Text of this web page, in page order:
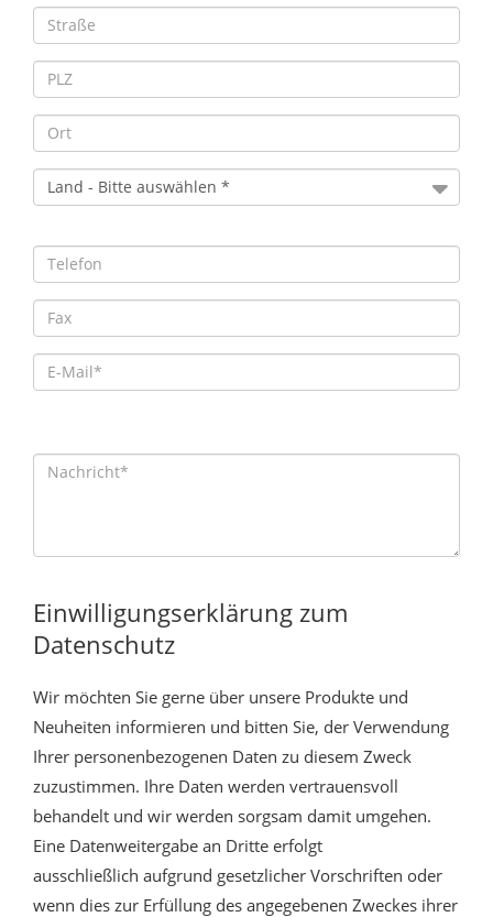
Einwilligungserklärung zum
Datenschutz
Wir möchten Sie gerne über unsere Produkte und
Neuheiten informieren und bitten Sie, der Verwendung
Ihrer personenbezogenen Daten zu diesem Zweck
zuzustimmen. Ihre Daten werden vertrauensvoll
behandelt und wir werden sorgsam damit umgehen.
Eine Datenweitergabe an Dritte erfolgt
ausschließlich aufgrund gesetzlicher Vorschriften oder
wenn dies zur Erfüllung des angegebenen Zweckes ihrer